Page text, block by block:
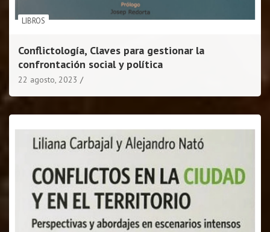
LIBROS
Conflictología, Claves para gestionar la
confrontación social y política
22 agosto, 2023